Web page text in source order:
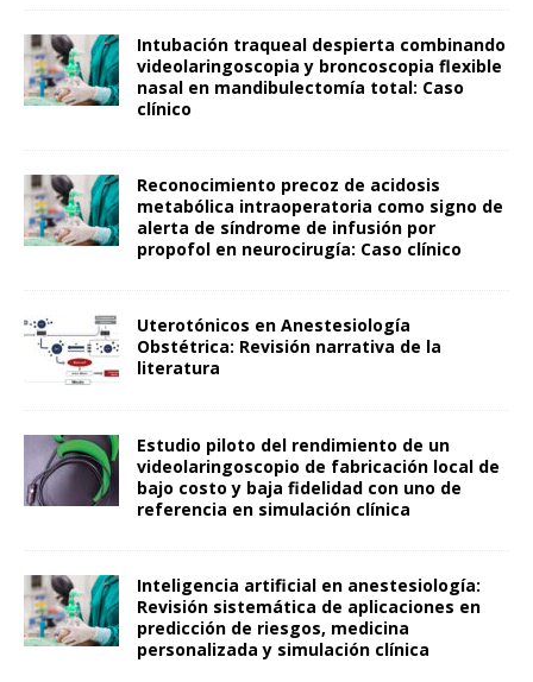
Intubación traqueal despierta combinando
videolaringoscopia y broncoscopia flexible
nasal en mandibulectomía total: Caso
clínico
Reconocimiento precoz de acidosis
metabólica intraoperatoria como signo de
alerta de síndrome de infusión por
propofol en neurocirugía: Caso clínico
Uterotónicos en Anestesiología
Obstétrica: Revisión narrativa de la
literatura
Estudio piloto del rendimiento de un
videolaringoscopio de fabricación local de
bajo costo y baja fidelidad con uno de
referencia en simulación clínica
Inteligencia artificial en anestesiología:
Revisión sistemática de aplicaciones en
predicción de riesgos, medicina
personalizada y simulación clínica